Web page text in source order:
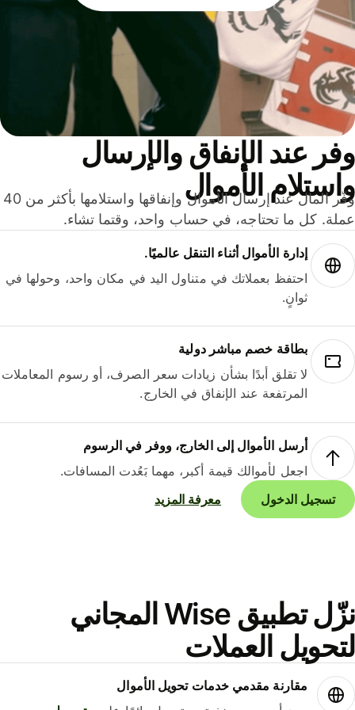
عند الإنفاق والإرسال
الأموال
وفّر المال عند إرسال الأموال وإنفاقها واستلامها بأكثر من 40
كل ما تحتاجه، في حساب واحد، وقتما تشاء.
إدارة الأموال أثناء التنقل عالميًا.
احتفظ بعملاتك في متناول اليد في مكان واحد، وحولها في
ثوانٍ.
بطاقة خصم مباشر دولية
لا تقلق أبدًا بشأن زيادات سعر الصرف، أو رسوم المعاملات
المرتفعة عند الإنفاق في الخارج.
أرسل الأموال إلى الخارج، ووفر في الرسوم
اجعل لأموالك قيمة أكبر، مهما بَعُدت المسافات.
تسجيل الدخول
معرفة المزيد
نزّل تطبيق Wise المجاني
العملات
مقارنة مقدمي خدمات تحويل الأموال